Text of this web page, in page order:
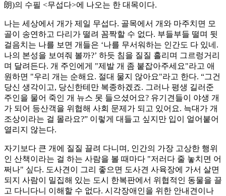
朗)의 수필 <무섭다>에 나오는 한 대목이다.
나는 세상에서 개가 제일 무섭다. 골목에서 개와 마주치면 모
골이 송연하고 다리가 떨려 꼼짝할 수 없다. 부들부들 떨며 뒷
걸음치는 나를 보면 개들은 ‘나를 무서워하는 인간도 다 있네.
나의 본성을 보여줘 볼까?’ 하듯 침을 질질 흘리며 그르렁거리
며 달려든다. 개 주인에게 "제발 개 좀 붙잡아주세요"라고 애
원하면 "우리 개는 순해요. 절대 물지 않아요"라고 한다. “그건
당신 생각이고, 당신한테만 복종하겠죠. 그러나 평생 길러준
주인을 물어 죽인 개 뉴스 못 들으셨어요? 유기견들이 야생 개
가 되어 등산객을 위협해 사회 문제가 되고 있어요. 늑대가 개
조상이라는 걸 몰라요?” 이렇게 대들고 싶지만 입이 얼어붙어
열리지 않는다.
자기보다 큰 개에 질질 끌려 다니며, 인간의 가장 고상한 행위
인 산책이라는 걸 하는 사람을 볼 때마다 "저러다 줄 놓치면 어
쩌나" 싶다. 도사견이 그리 좋으면 도사견 사육장에 가서 살면
되지 사람이 밀집해 있는 도시 한복판에서 위협적인 동물을 끌
고 다니다니 이해할 수 없다. 시각장애인을 위한 안내견이나